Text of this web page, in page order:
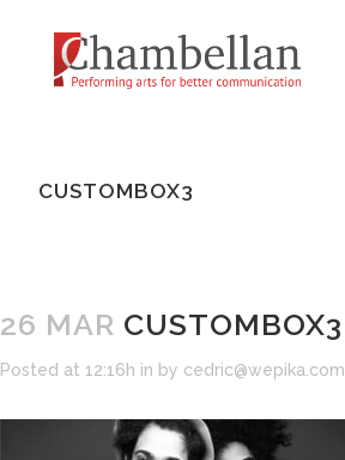
CUSTOMBOX3
26 MAR CUSTOMBOX3
Posted at 12:16h in by cedric@wepika.com